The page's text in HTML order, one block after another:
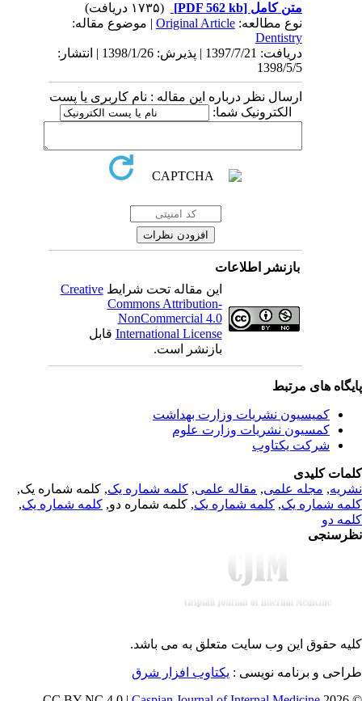
متن کامل[PDF 562 kb]
نوع مطالعه:Original Article| موضوع مقاله:
Dentistry
دریافت: 1397/7/21 | پذیرش: 1398/1/26 | انتشار:
1398/5/5
ارسال نظر درباره این مقاله : نام کاربری یا پست
الکترونیک شما:
بازنشر اطلاعات
این مقاله تحت شرایطCreative
Commons Attribution-
NonCommercial 4.0
International Licenseقابل
بازنشر است.
های مرتبط
کمیسیون نشریات وزارت بهداشت
کمسیون نشریات وزارت علوم
شرکت یکتاوب
کلیدی
,مجله علمی, مقاله علمی, کلمه شماره یک, کلمه شماره یک,
شماره یک,کلمه شماره یک, کلمه شماره دو,کلمه شماره یک,
دو
حقوق این وب سایت متعلق بهمی باشد.
و برنامه نویسی : یکتاوب افزار شرق